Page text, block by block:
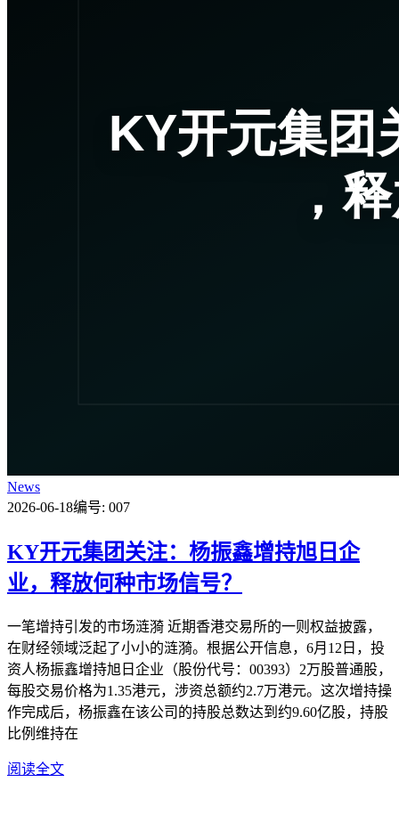
News
2026-06-18编号: 007
KY开元集团关注：杨振鑫增持旭日企
业，释放何种市场信号？
一笔增持引发的市场涟漪 近期香港交易所的一则权益披露，
在财经领域泛起了小小的涟漪。根据公开信息，6月12日，投
资人杨振鑫增持旭日企业（股份代号：00393）2万股普通股，
每股交易价格为1.35港元，涉资总额约2.7万港元。这次增持操
作完成后，杨振鑫在该公司的持股总数达到约9.60亿股，持股
比例维持在
阅读全文